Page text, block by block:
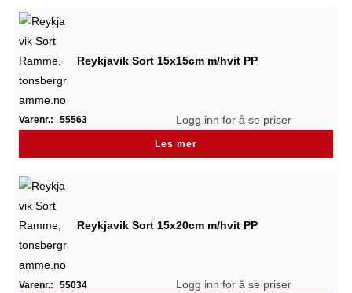
Reykjavik Sort 15x15cm m/hvit PP
Varenr.: 55563 Logg inn for å se priser
Les mer
Reykjavik Sort 15x20cm m/hvit PP
Varenr.: 55034 Logg inn for å se priser